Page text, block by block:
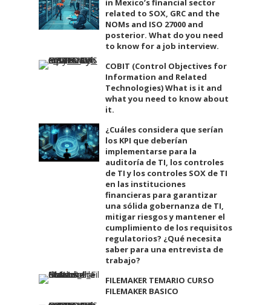
in Mexico’s financial sector
related to SOX, GRC and the
NOMs and ISO 27000 and
posterior. What do you need
to know for a job interview.
COBIT (Control Objectives for
Information and Related
Technologies) What is it and
what you need to know about
it.
¿Cuáles considera que serían
los KPI que deberían
implementarse para la
auditoría de TI, los controles
de TI y los controles SOX de TI
en las instituciones
financieras para garantizar
una sólida gobernanza de TI,
mitigar riesgos y mantener el
cumplimiento de los requisitos
regulatorios? ¿Qué necesita
saber para una entrevista de
trabajo?
FILEMAKER TEMARIO CURSO
FILEMAKER BASICO